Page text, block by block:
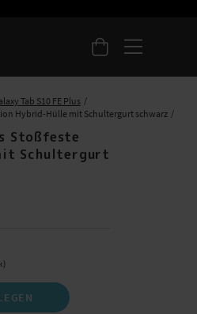
Tab S10 FE Plus
Hybrid-Hülle mit Schultergurt schwarz
Stoßfeste
Schultergurt